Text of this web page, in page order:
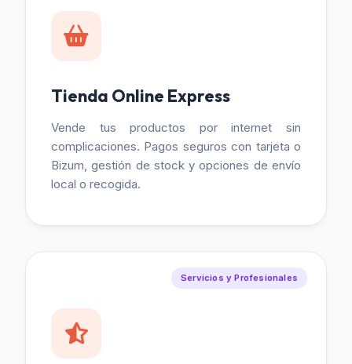
Tienda Online Express
Vende tus productos por internet sin
complicaciones. Pagos seguros con tarjeta o
Bizum, gestión de stock y opciones de envío
local o recogida.
Servicios y Profesionales